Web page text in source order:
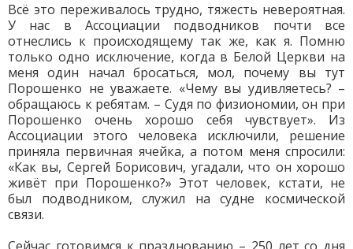
Всё это переживалось трудно, тяжесть невероятная.
У нас в Ассоциации подводников почти все
отнеслись к происходящему так же, как я. Помню
только одно исключение, когда в Белой Церкви на
меня один начал бросаться, мол, почему вы тут
Порошенко не уважаете. «Чему вы удивляетесь? –
обращаюсь к ребятам. – Судя по физиономии, он при
Порошенко очень хорошо себя чувствует». Из
Ассоциации этого человека исключили, решение
приняла первичная ячейка, а потом меня спросили:
«Как вы, Сергей Борисович, угадали, что он хорошо
живёт при Порошенко?» Этот человек, кстати, не
был подводником, служил на судне космической
связи.